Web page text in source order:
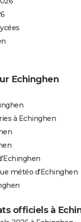
Echinghen
à Echinghen
météo d'Echinghen
officiels à